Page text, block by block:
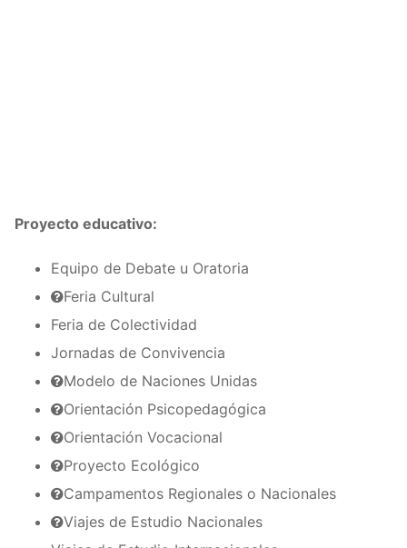
Proyecto educativo:
Equipo de Debate u Oratoria
Feria Cultural
Feria de Colectividad
Jornadas de Convivencia
Modelo de Naciones Unidas
Orientación Psicopedagógica
Orientación Vocacional
Proyecto Ecológico
Campamentos Regionales o Nacionales
Viajes de Estudio Nacionales